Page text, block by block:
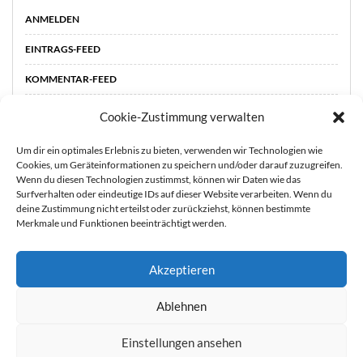
Cookie-Zustimmung verwalten
Um dir ein optimales Erlebnis zu bieten, verwenden wir Technologien wie
Cookies, um Geräteinformationen zu speichern und/oder darauf zuzugreifen.
Wenn du diesen Technologien zustimmst, können wir Daten wie das
Surfverhalten oder eindeutige IDs auf dieser Website verarbeiten. Wenn du
deine Zustimmung nicht erteilst oder zurückziehst, können bestimmte
Merkmale und Funktionen beeinträchtigt werden.
Akzeptieren
Ablehnen
Einstellungen ansehen
ANMELDEN
EINTRAGS-FEED
KOMMENTAR-FEED
STARTSEITE
ÜBER
KOOPERATIONEN
Sie können die Erfassung Ihrer Daten durch Google Analytics
verhindern, indem Sie auf folgenden Link klicken. Es wird ein
Opt-Out-Cookie gesetzt, der die Erfassung Ihrer Daten bei